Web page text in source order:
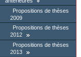
Propositions de thèses
2009
Propositions de thèses
2012
Propositions de thèses
2013